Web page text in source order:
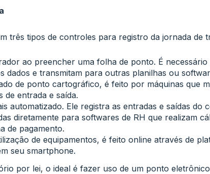
três tipos de controles para registro da jornada de
ao preencher uma folha de ponto. É necessário
dados e transmitam para outras planilhas ou
de ponto cartográfico, é feito por máquinas que
de entrada e saída.
automatizado. Ele registra as entradas e saídas do
diretamente para softwares de RH que realizam
de pagamento.
de equipamentos, é feito online através de
seu smartphone.
por lei, o ideal é fazer uso de um ponto